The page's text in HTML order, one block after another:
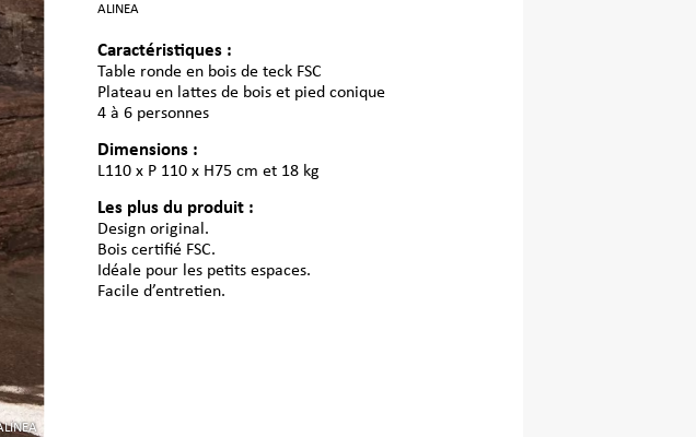
ALINEA
Caractéristiques :
Table ronde en bois de teck FSC
Plateau en lattes de bois et pied conique
4 à 6 personnes
Dimensions :
L110 x P 110 x H75 cm et 18 kg
Les plus du produit :
Design original.
Bois certifié FSC.
Idéale pour les petits espaces.
Facile d’entretien.